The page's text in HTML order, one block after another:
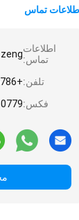
اطلاعات تماس
اطلاعات
تماس:
تلفن:+8613631415786
فکس: